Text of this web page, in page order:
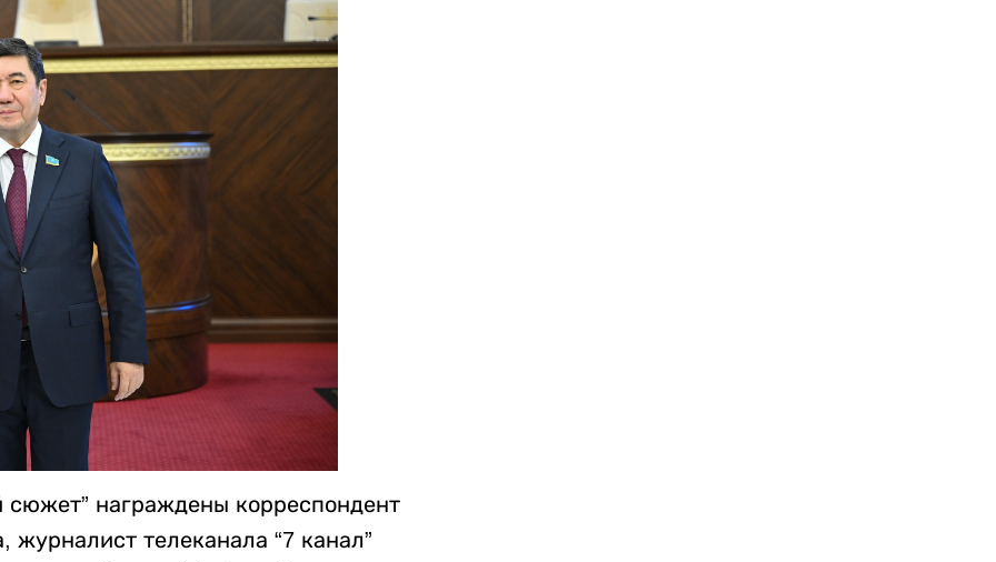
награждены корреспондент
журналист телеканала “7 канал”